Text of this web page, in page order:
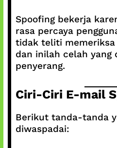
Spoofing bekerja
rasa percaya
tidak teliti
dan inilah celah yang
penyerang.
Ciri-Ciri E-mail
Berikut tanda-tanda
diwaspadai: